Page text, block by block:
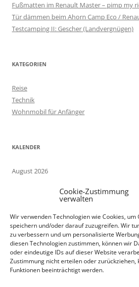
Fußmatten im Renault Master – pimp my
Tür dämmen beim Ahorn Camp Eco /
Testcamping II: Gescher (Landvergnügen)
KATEGORIEN
Reise
Technik
Wohnmobil für Anfänger
KALENDER
August 2026
10
11 12 13 14
17
18 19 20 21
24
25 26 27 28
31
« Sep.
Cookie-Zustimmung
verwalten
Wir verwenden Technologien wie Cookies,
speichern und/oder darauf zuzugreifen. Wir
zu verbessern und um personalisierte
diesen Technologien zustimmen, können wir
oder eindeutige IDs auf dieser Website
Zustimmung nicht erteilen oder zurückziehen,
Funktionen beeinträchtigt werden.